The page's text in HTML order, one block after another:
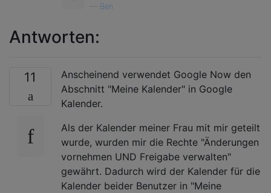
Ben
Antworten:
11
Anscheinend verwendet Google Now den
Abschnitt "Meine Kalender" in Google
Kalender.
Als der Kalender meiner Frau mit mir geteilt
wurde, wurden mir die Rechte "Änderungen
vornehmen UND Freigabe verwalten"
gewährt. Dadurch wird der Kalender für die
Kalender beider Benutzer in "Meine